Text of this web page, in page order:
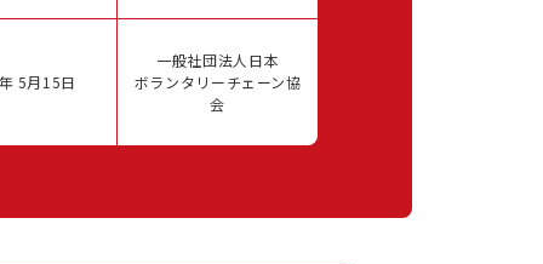
5月15日
一般社団法人日本
ボランタリーチェーン協
会